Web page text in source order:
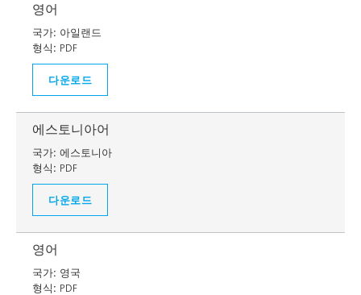
영어
국가: 아일랜드
형식: PDF
다운로드
에스토니아어
국가: 에스토니아
형식: PDF
다운로드
영어
국가: 영국
형식: PDF